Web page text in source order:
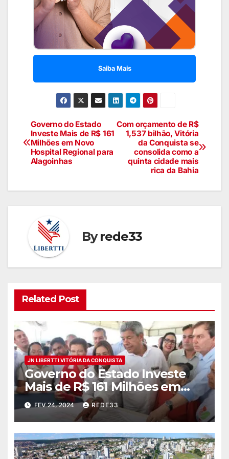
Saiba Mais
Com orçamento de R$
1,537 bilhão, Vitória
da Conquista se
consolida como a
quinta cidade mais
rica da Bahia
Governo do Estado
Investe Mais de R$ 161
Milhões em Novo
Hospital Regional para
Alagoinhas
Byrede33
Related Post
JN LIBERTTI VITÓRIA DA CONQUISTA
Governo do Estado Investe
Mais de R$ 161 Milhões em
Novo Hospital Regional para
Alagoinhas
FEV 24, 2024 REDE33